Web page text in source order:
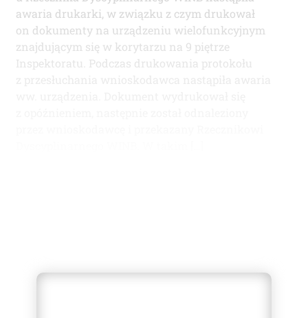
awaria drukarki, w związku z czym drukował
on dokumenty na urządzeniu wielofunkcyjnym
znajdującym się w korytarzu na 9 piętrze
Inspektoratu. Podczas drukowania protokołu